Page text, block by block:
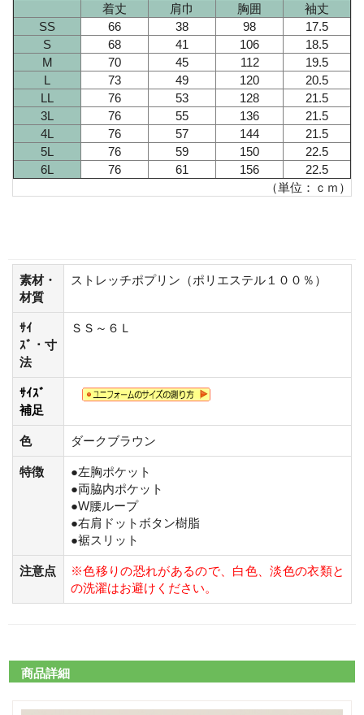
着丈 肩巾 胸囲
袖丈
SS
66 38 98
17.5
S
68 41 106
18.5
M
70 45 112
19.5
L
73 49 120
20.5
LL
76 53 128
21.5
3L
76 55 136
21.5
4L
76 57 144
21.5
5L
76 59 150
22.5
6L
76 61 156
22.5
（単位：ｃｍ）
素材・
材質
ストレッチポプリン（ポリエステル１００％）
ｻｲ
ｽﾞ・寸
法
ＳＳ～６Ｌ
ｻｲｽﾞ
補足
色 ダークブラウン
特徴
●左胸ポケット
●両脇内ポケット
●W腰ループ
●右肩ドットボタン樹脂
●裾スリット
注意点
※色移りの恐れがあるので、白色、淡色の衣類と
の洗濯はお避けください。
商品詳細